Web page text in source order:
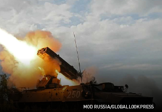
MOD RUSSIA/GLOBALLOOKPRESS